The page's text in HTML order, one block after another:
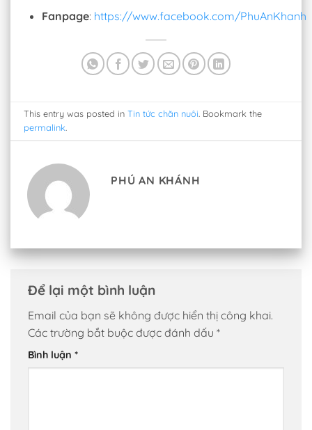
Fanpage: https://www.facebook.com/PhuAnKhanh
This entry was posted inTin tức chăn nuôi . Bookmark the
permalink
PHÚ AN KHÁNH
Để lại một bình luận
Email của bạn sẽ không được hiển thị công khai.
Các trường bắt buộc được đánh dấu *
Bình luận *